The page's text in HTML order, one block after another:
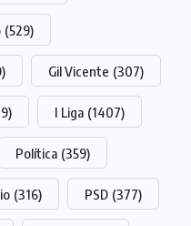
(529)
Gil Vicente (307)
I Liga (1407)
Política (359)
(316) PSD (377)